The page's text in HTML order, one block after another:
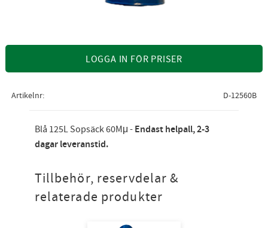
LOGGA IN FÖR PRISER
Artikelnr D-12560B
Blå 125L Sopsäck 60Mμ - Endast helpall, 2-3
dagar leveranstid.
Tillbehör, reservdelar &
relaterade produkter